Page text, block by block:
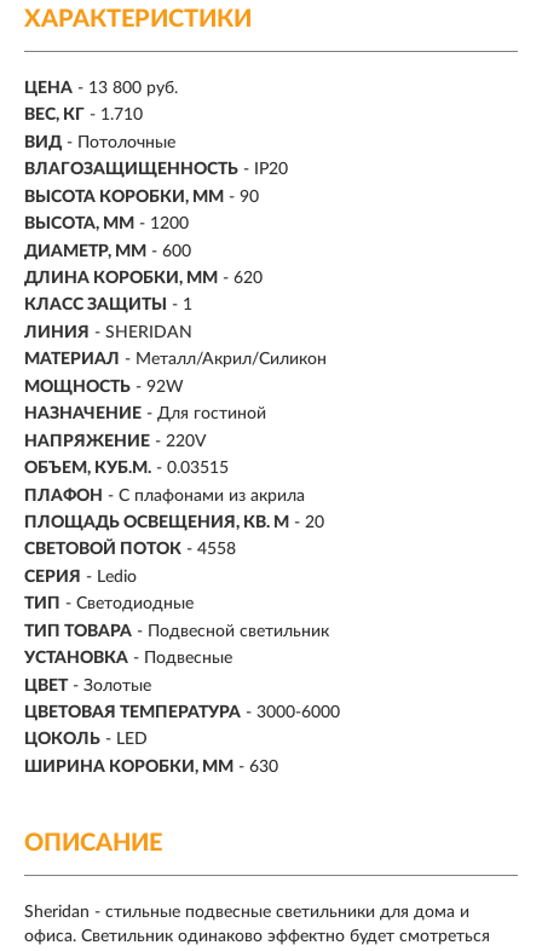
ХАРАКТЕРИСТИКИ
ЦЕНА - 13 800 руб.
ВЕС, КГ - 1.710
ВИД - Потолочные
ВЛАГОЗАЩИЩЕННОСТЬ - IP20
ВЫСОТА КОРОБКИ, ММ - 90
ВЫСОТА, ММ - 1200
ДИАМЕТР, ММ - 600
ДЛИНА КОРОБКИ, ММ - 620
КЛАСС ЗАЩИТЫ
- 1
ЛИНИЯ - SHERIDAN
МАТЕРИАЛ - Металл/Акрил/Силикон
МОЩНОСТЬ - 92W
НАЗНАЧЕНИЕ - Для гостиной
НАПРЯЖЕНИЕ - 220V
ОБЪЕМ, КУБ.М. - 0.03515
ПЛАФОН - С плафонами из акрила
ПЛОЩАДЬ ОСВЕЩЕНИЯ, КВ. М - 20
СВЕТОВОЙ ПОТОК - 4558
СЕРИЯ - Ledio
ТИП - Светодиодные
ТИП ТОВАРА - Подвесной светильник
УСТАНОВКА -
Подвесные
ЦВЕТ - Золотые
ЦВЕТОВАЯ ТЕМПЕРАТУРА - 3000-6000
ЦОКОЛЬ - LED
ШИРИНА КОРОБКИ, ММ - 630
ОПИСАНИЕ
Sheridan - стильные подвесные светильники для дома и
офиса. Светильник одинаково эффектно будет смотреться